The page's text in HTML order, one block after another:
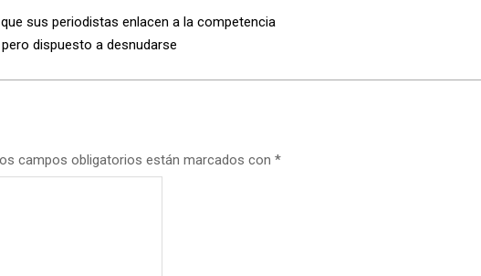
sus periodistas enlacen a la competencia
dispuesto a desnudarse
campos obligatorios están marcados con *